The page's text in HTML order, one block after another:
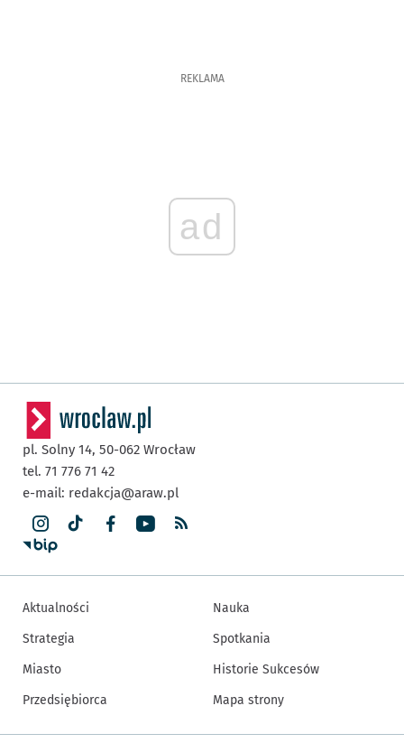
REKLAMA
ad
pl. Solny 14, 50-062 Wrocław
tel. 71 776 71 42
e-mail: redakcja@araw.pl
Aktualności
Strategia
Miasto
Przedsiębiorca
Nauka
Spotkania
Historie Sukcesów
Mapa strony